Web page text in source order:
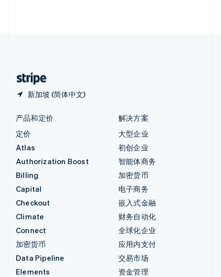
新加坡 (简体中文)
产品和定价
定价
Atlas
Authorization Boost
Billing
Capital
Checkout
Climate
Connect
加密货币
Data Pipeline
Elements
解决方案
大型企业
初创企业
智能体商务
加密货币
电子商务
嵌入式金融
财务自动化
全球化企业
应用内支付
交易市场
资金管理